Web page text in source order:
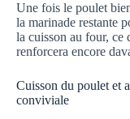
Une fois le poulet
la marinade restante
la cuisson au four, ce
renforcera encore
Cuisson du poulet et
conviviale